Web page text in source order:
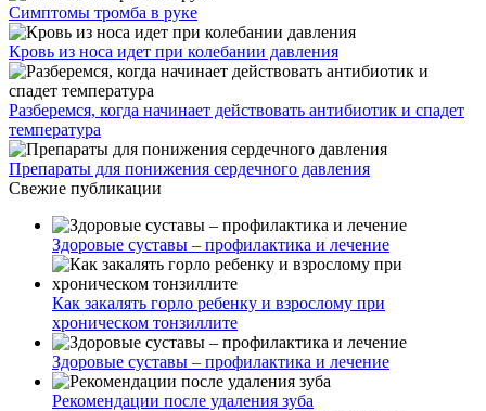
Симптомы тромба в руке
Кровь из носа идет при колебании давления
Разберемся, когда начинает действовать антибиотик и спадет
температура
Препараты для понижения сердечного давления
Свежие публикации
Здоровые суставы – профилактика и лечение
Как закалять горло ребенку и взрослому при
хроническом тонзиллите
Здоровые суставы – профилактика и лечение
Рекомендации после удаления зуба